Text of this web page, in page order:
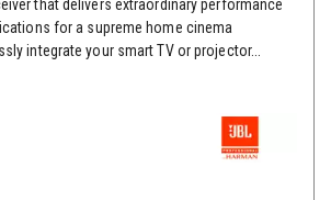
that delivers extraordinary performance
for a supreme home cinema
integrate your smart TV or projector...